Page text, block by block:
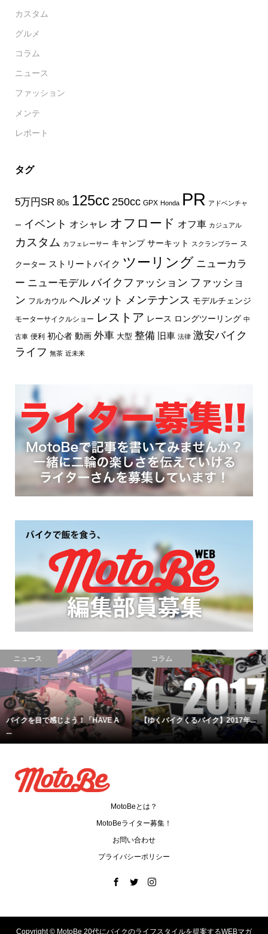
カスタム
グルメ
コラム
ニュース
ファッション
メンテ
レポート
タグ
5万円SR 80s 125cc 250cc GPX Honda PR アドベンチャ
ー イベント オシャレ オフロード オフ車 カジュアル
カスタム カフェレーサー キャンプ サーキット スクランブラー ス
クーター ストリートバイク ツーリング ニューカラ
ー ニューモデル バイクファッション ファッショ
ン フルカウル ヘルメット メンテナンス モデルチェンジ
モーターサイクルショー レストア レース ロングツーリング 中
古車 便利 初心者 動画 外車 大型 整備 旧車 法律 激安バイク
ライフ 無茶 近未来
コラム
マスツーリングでありがちな危険...
グルメ
【ツーリングで泊まりたい！】岩...
MotoBeとは？
MotoBeライター募集！
お問い合わせ
プライバシーポリシー
Copyright © MotoBe 20代にバイクのライフスタイルを提案するWEBマガ